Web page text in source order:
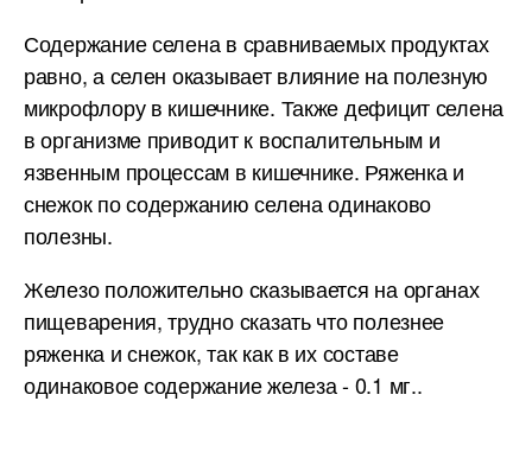
Содержание селена в сравниваемых продуктах
равно, а селен оказывает влияние на полезную
микрофлору в кишечнике. Также дефицит селена
в организме приводит к воспалительным и
язвенным процессам в кишечнике. Ряженка и
снежок по содержанию селена одинаково
полезны.
Железо положительно сказывается на органах
пищеварения, трудно сказать что полезнее
ряженка и снежок, так как в их составе
одинаковое содержание железа - 0.1 мг..